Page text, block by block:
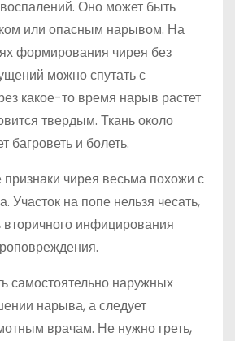
Оно может быть
или опасным нарывом. На
формирования чирея без
можно спутать с
какое-то время нарыв растет
твердым. Ткань около
багроветь и болеть.
чирея весьма похожи с
Участок на попе нельзя чесать,
вторичного инфицирования
самостоятельно наружных
нарыва, а следует
врачам. Не нужно греть,